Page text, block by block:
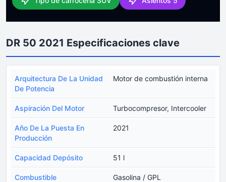
DR 50 2021 Especificaciones clave
Arquitectura De La Unidad
De Potencia
Motor de combustión interna
Aspiración Del Motor Turbocompresor, Intercooler
Año De La Puesta En
Producción
2021
Capacidad Depósito 51 l
Combustible Gasolina / GPL